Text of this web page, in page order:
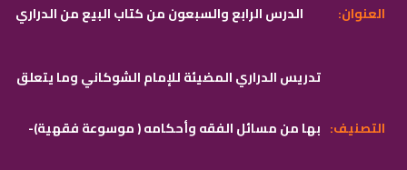
الدرس الرابع والسبعون من كتاب البيع من الدراري :العنوان
تدريس الدراري المضيئة للإمام الشوكاني وما يتعلق
بها من مسائل الفقه وأحكامه ( موسوعة فقهية)- :التصنيف